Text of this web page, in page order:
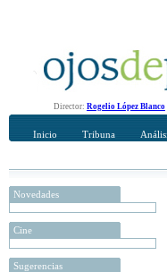
Director: Rogelio López Blanco
Inicio Tribuna
Novedades
Cine
Sugerencias